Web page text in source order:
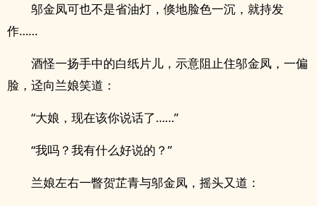
邬金凤可也不是省油灯，倏地脸色一沉，就持发
作……
酒怪一扬手中的白纸片儿，示意阻止住邬金凤，一偏
脸，迳向兰娘笑道：
“大娘，现在该你说话了……”
“我吗？我有什么好说的？”
兰娘左右一瞥贺芷青与邬金凤，摇头又道：